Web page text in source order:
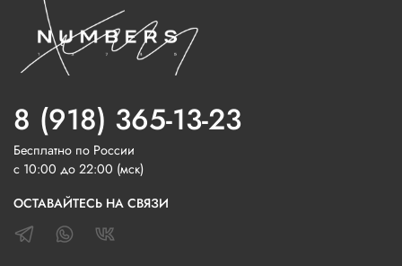
8 (918) 365-13-23
Бесплатно по России
с 10:00 до 22:00 (мск)
ОСТАВАЙТЕСЬ НА СВЯЗИ